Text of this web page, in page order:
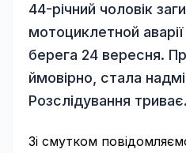
44-річний чоловік
мотоциклетной
берега 24 вересня.
ймовірно, стала
Розслідування триває.
Зі смутком